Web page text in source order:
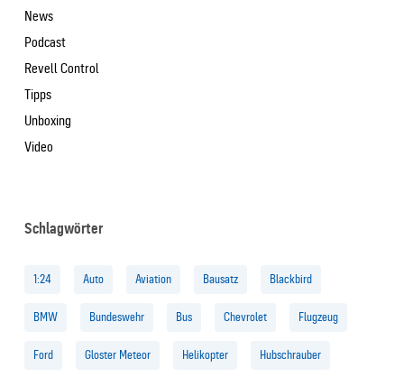
News
Podcast
Revell Control
Tipps
Unboxing
Video
Schlagwörter
1:24 Auto Aviation Bausatz Blackbird
BMW Bundeswehr Bus Chevrolet Flugzeug
Ford Gloster Meteor Helikopter Hubschrauber